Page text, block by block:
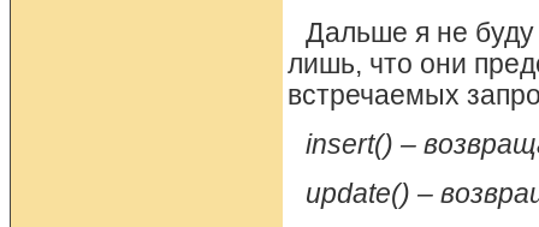
Дальше я не
лишь, что они
встречаемых
insert() –
update() –